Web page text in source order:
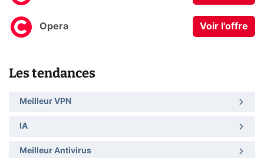
Opera Voir l'offre
Les tendances
Meilleur VPN
IA
Meilleur Antivirus